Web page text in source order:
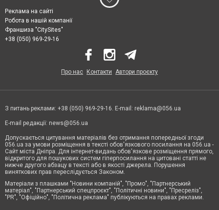
Реклама на сайті
Робота в нашій компанії
Франшиза "CitySites"
+38 (050) 969-29-16
Про нас Контакти Автори проєкту
З питань реклами: +38 (050) 969-29-16. E-mail: reklama@056.ua
E-mail редакції: news@056.ua
Допускається цитування матеріалів без отримання попередньої згоди
056.ua за умови розміщення в тексті обов'язкового посилання на 056.ua -
Сайт міста Дніпра. Для інтернет-видань обов'язкове розміщення прямого,
відкритого для пошукових систем гіперпосилання на цитовані статті не
нижче другого абзацу в тексті або в якості джерела. Порушення
виняткових прав переслідується Законом.
Матеріали з плашками "Новини компаній", "Промо", "Партнерський
матеріал", "Партнерський спецпроєкт", "Політичні новини", "Пресреліз",
"PR", "Офіційно", "Політична реклама" публікуються на правах реклами.